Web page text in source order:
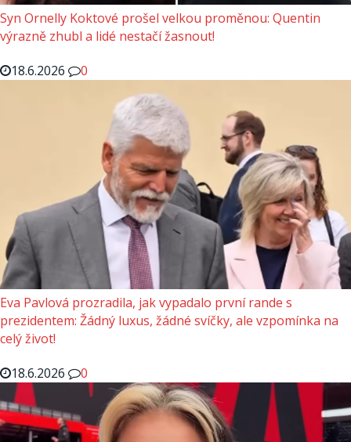
Syn Ornelly Koktové prošel velkou proměnou: Quentin
výrazně zhubl a lidé nestačí žasnout!
18.6.2026
0
Eva Pavlová prozradila, jak vypadalo první rande s
prezidentem: Žádný luxus, žádné svíčky, ale vzpomínka na
celý život!
18.6.2026
0